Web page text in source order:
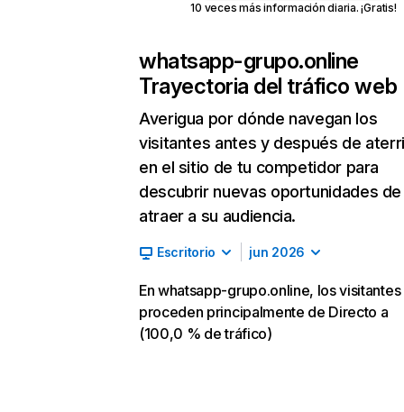
10 veces más información diaria. ¡Gratis!
whatsapp-grupo.online
Trayectoria del tráfico web
Averigua por dónde navegan los
visitantes antes y después de
en el sitio de tu competidor para
descubrir nuevas oportunidades de
atraer a su audiencia.
Escritorio jun 2026
En whatsapp-grupo.online, los visitantes
proceden principalmente de Directo a
(100,0 % de tráfico)